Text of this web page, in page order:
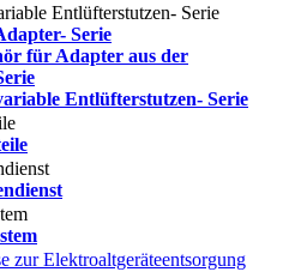
Entlüfterstutzen- Serie
Serie
für Adapter aus der
Entlüfterstutzen- Serie
zur Elektroaltgeräteentsorgung